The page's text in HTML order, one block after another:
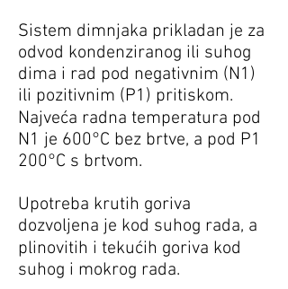
Sistem dimnjaka prikladan je za
odvod kondenziranog ili suhog
dima i rad pod negativnim (N1)
ili pozitivnim (P1) pritiskom.
Najveća radna temperatura pod
N1 je 600°C bez brtve, a pod P1
200°C s brtvom.
Upotreba krutih goriva
dozvoljena je kod suhog rada, a
plinovitih i tekućih goriva kod
suhog i mokrog rada.